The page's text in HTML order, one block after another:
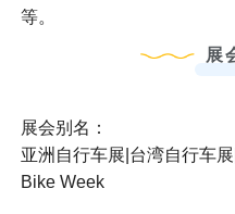
等。
展
展会别名：
亚洲自行车展|台湾自行车
Bike Week